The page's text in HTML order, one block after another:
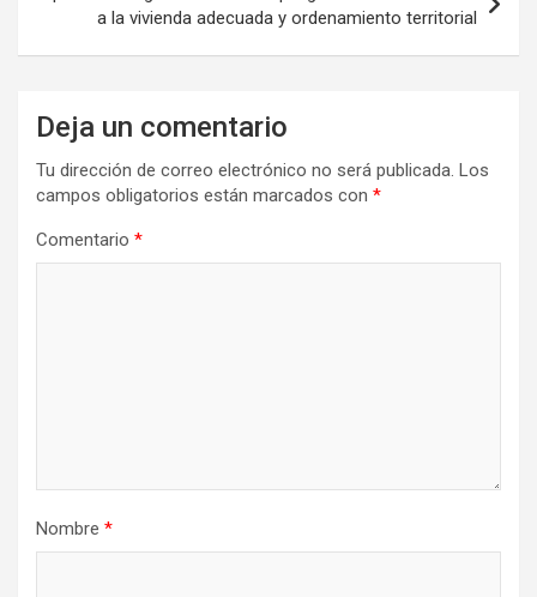
a la vivienda adecuada y ordenamiento territorial
Deja un comentario
Tu dirección de correo electrónico no será publicada. Los
campos obligatorios están marcados con *
Comentario *
Nombre *